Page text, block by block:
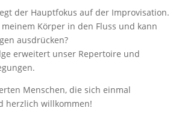
der Hauptfokus auf der Improvisation.
Körper in den Fluss und kann
ausdrücken?
erweitert unser Repertoire und
Menschen, die sich einmal
herzlich willkommen!